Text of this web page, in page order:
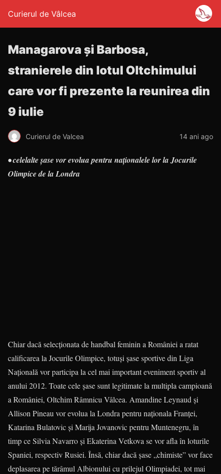
Curierul de Vâlcea
Managarova şi Barbosa,
stranierele din lotul Oltchimului
care vor fi prezente la reunirea din
9 iulie
Curierul de Valcea 14 ani ago
• celelalte şase vor evolua pentru naţionalele lor la Jocurile
Olimpice de la Londra
Chiar dacă selecţionata de hand­bal feminin a României a ratat
califi­carea la Jocurile Olimpice, totuşi şase sportive din Liga
Naţională vor parti­cipa la cel mai important eveniment sportiv al
anului 2012. Toate cele şase sunt legitimate la multipla cam­pioană
a României, Oltchim Râmnicu Vâlcea. Amandine Leynaud şi
Allison Pineau vor evolua la Londra pentru naţionala Franţei,
Katarina Bulatovic şi Marija Jovanovic pentru Munte­ne­gru, în
timp ce Silvia Navarro şi Eka­terina Vetkova se vor afla în loturile
Spaniei, respectiv Rusiei. Însă, chiar dacă şase „chimiste” vor face
depla­sarea pe tărâmul Albionului cu prilejul Olimpiadei, tot mai